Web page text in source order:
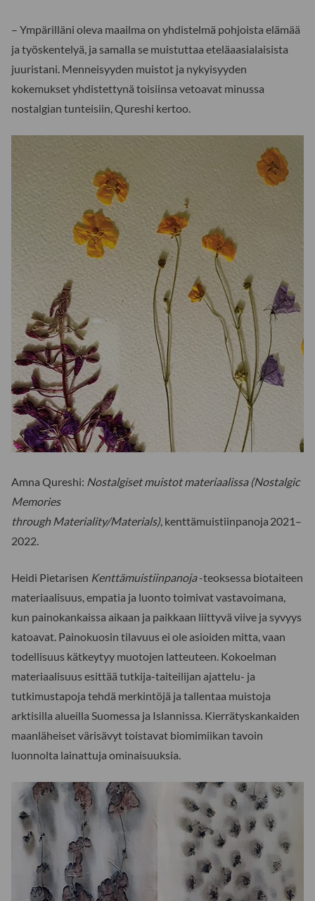
– Ympärilläni oleva maailma on yhdistelmä pohjoista elämää
ja työskentelyä, ja samalla se muistuttaa eteläaasialaisista
juuristani. Menneisyyden muistot ja nykyisyyden
kokemukset yhdistettynä toisiinsa vetoavat minussa
nostalgian tunteisiin, Qureshi kertoo.
Amna Qureshi: Nostalgiset muistot materiaalissa (Nostalgic
Memories
through Materiality/Materials), kenttämuistiinpanoja 2021–
2022.
Heidi Pietarisen Kenttämuistiinpanoja-teoksessa biotaiteen
materiaalisuus, empatia ja luonto toimivat vastavoimana,
kun painokankaissa aikaan ja paikkaan liittyvä viive ja syvyys
katoavat. Painokuosin tilavuus ei ole asioiden mitta, vaan
todellisuus kätkeytyy muotojen latteuteen. Kokoelman
materiaalisuus esittää tutkija-taiteilijan ajattelu- ja
tutkimustapoja tehdä merkintöjä ja tallentaa muistoja
arktisilla alueilla Suomessa ja Islannissa. Kierrätyskankaiden
maanläheiset värisävyt toistavat biomimiikan tavoin
luonnolta lainattuja ominaisuuksia.